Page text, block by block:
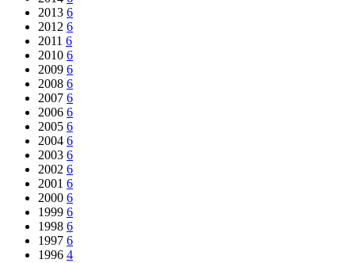
2013 6
2012 6
2011 6
2010 6
2009 6
2008 6
2007 6
2006 6
2005 6
2004 6
2003 6
2002 6
2001 6
2000 6
1999 6
1998 6
1997 6
1996 4